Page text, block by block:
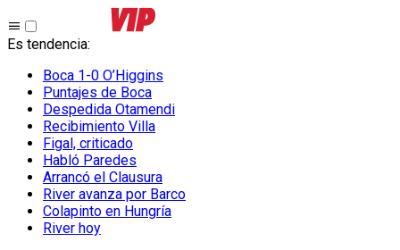
Es tendencia:
Boca 1-0 O’Higgins
Puntajes de Boca
Despedida Otamendi
Recibimiento Villa
Figal, criticado
Habló Paredes
Arrancó el Clausura
River avanza por Barco
Colapinto en Hungría
River hoy